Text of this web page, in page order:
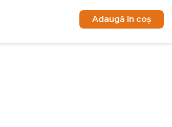
Adaugă în coș